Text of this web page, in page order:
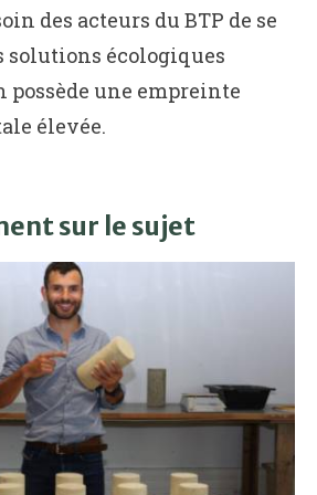
des acteurs du BTP de se
solutions écologiques
possède une empreinte
élevée.
sur le sujet